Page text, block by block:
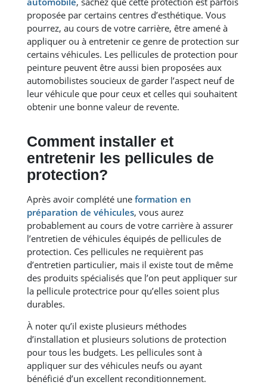
proposée par certains centres d’esthétique. Vous
pourrez, au cours de votre carrière, être amené à
appliquer ou à entretenir ce genre de protection sur
certains véhicules. Les pellicules de protection pour
peinture peuvent être aussi bien proposées aux
automobilistes soucieux de garder l’aspect neuf de
leur véhicule que pour ceux et celles qui souhaitent
obtenir une bonne valeur de revente.
Comment installer et
entretenir les pellicules de
protection?
Après avoir complété une formation en
préparation de véhicules, vous aurez
probablement au cours de votre carrière à assurer
l’entretien de véhicules équipés de pellicules de
protection. Ces pellicules ne requièrent pas
d’entretien particulier, mais il existe tout de même
des produits spécialisés que l’on peut appliquer sur
la pellicule protectrice pour qu’elles soient plus
durables.
À noter qu’il existe plusieurs méthodes
d’installation et plusieurs solutions de protection
pour tous les budgets. Les pellicules sont à
appliquer sur des véhicules neufs ou ayant
bénéficié d’un excellent reconditionnement.